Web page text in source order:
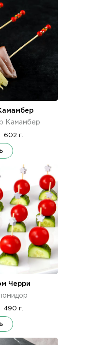
Камамбер
602 г.
Черри
490 г.